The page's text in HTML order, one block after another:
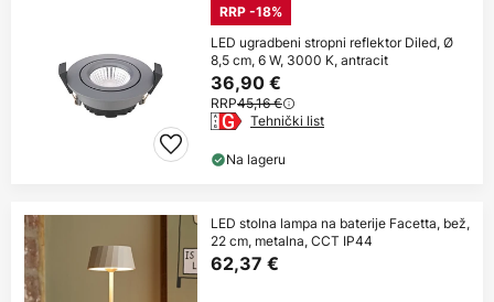
RRP -18%
LED ugradbeni stropni reflektor Diled, Ø
8,5 cm, 6 W, 3000 K, antracit
36,90 €
RRP45,16 €
Tehnički list
Na lageru
LED stolna lampa na baterije Facetta, bež,
22 cm, metalna, CCT IP44
62,37 €